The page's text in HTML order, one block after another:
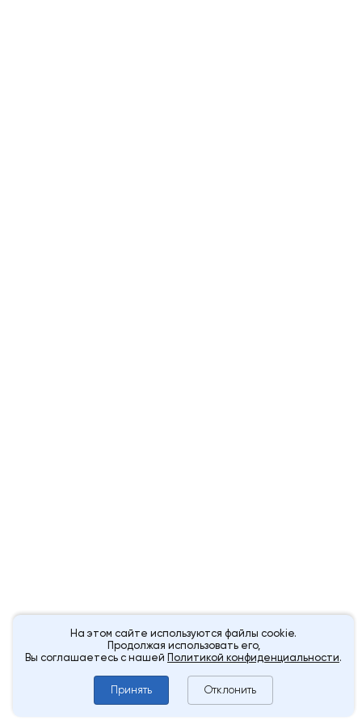
На этом сайте используются файлы cookie.
Продолжая использовать его,
Вы соглашаетесь с нашей Политикой конфиденциальности.
Принять Отклонить